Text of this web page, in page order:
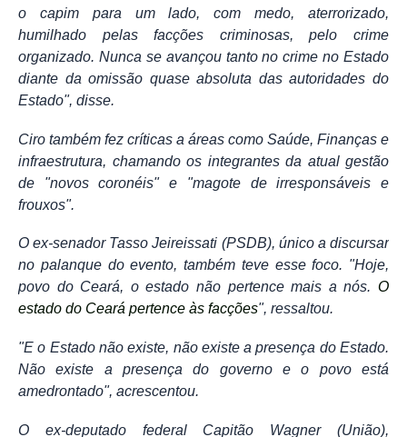
o capim para um lado, com medo, aterrorizado,
humilhado pelas facções criminosas, pelo crime
organizado. Nunca se avançou tanto no crime no Estado
diante da omissão quase absoluta das autoridades do
Estado", disse.
Ciro também fez críticas a áreas como Saúde, Finanças e
infraestrutura, chamando os integrantes da atual gestão
de "novos coronéis" e "magote de irresponsáveis e
frouxos".
O ex-senador Tasso Jeireissati (PSDB), único a discursar
no palanque do evento, também teve esse foco. "Hoje,
povo do Ceará, o estado não pertence mais a nós. O
estado do Ceará pertence às facções", ressaltou.
"E o Estado não existe, não existe a presença do Estado.
Não existe a presença do governo e o povo está
amedrontado", acrescentou.
O ex-deputado federal Capitão Wagner (União),